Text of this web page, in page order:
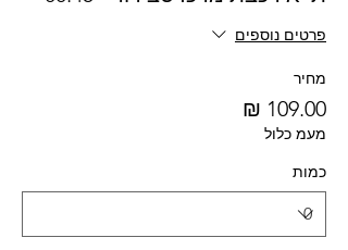
פרטים נוספים
מחיר
מעמ כלול
כמות